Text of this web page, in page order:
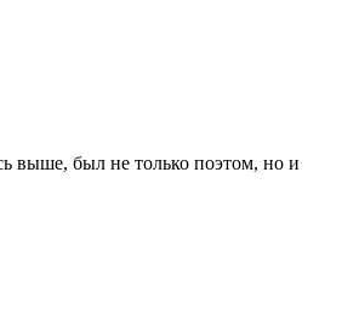
выше, был не только поэтом, но и